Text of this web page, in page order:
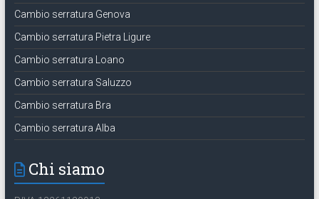
Cambio serratura Genova
Cambio serratura Pietra Ligure
Cambio serratura Loano
Cambio serratura Saluzzo
Cambio serratura Bra
Cambio serratura Alba
Chi siamo